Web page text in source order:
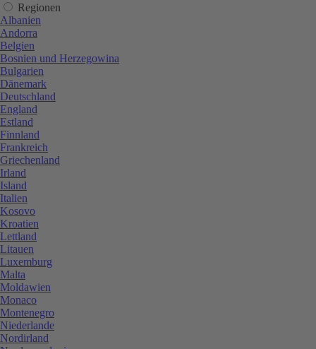
Regionen
Albanien
Andorra
Belgien
Bosnien und Herzegowina
Bulgarien
Dänemark
Deutschland
England
Estland
Finnland
Frankreich
Griechenland
Irland
Island
Italien
Kosovo
Kroatien
Lettland
Litauen
Luxemburg
Malta
Moldawien
Monaco
Montenegro
Niederlande
Nordirland